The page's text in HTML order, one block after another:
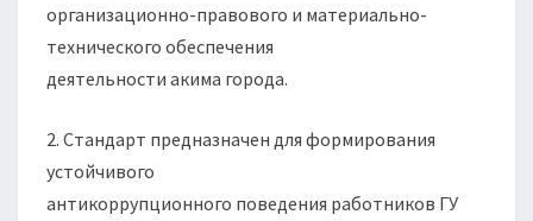
организационно-правового и материально-
технического обеспечения
деятельности акима города.
2. Стандарт предназначен для формирования
устойчивого
антикоррупционного поведения работников ГУ